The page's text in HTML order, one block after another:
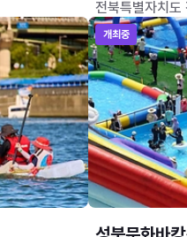
전북특별자치도
개최중